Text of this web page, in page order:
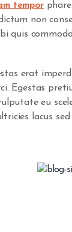
tempor
non
quis
erat
Egestas
eu
lacus